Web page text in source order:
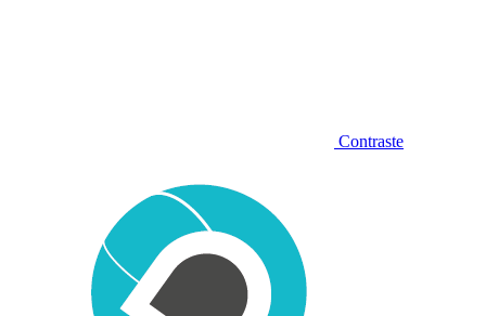
Contraste